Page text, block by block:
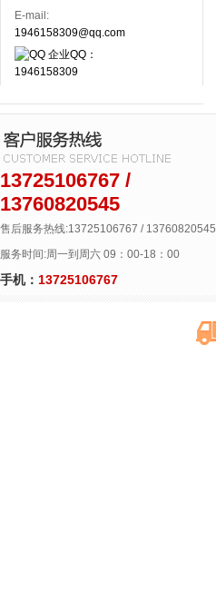
E-mail:
1946158309@qq.com
企业QQ：
1946158309
13725106767 /
13760820545
售后服务热线:13725106767 / 13760820545
服务时间:周一到周六 09：00-18：00
手机： 13725106767